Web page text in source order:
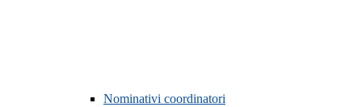
Nominativi coordinatori